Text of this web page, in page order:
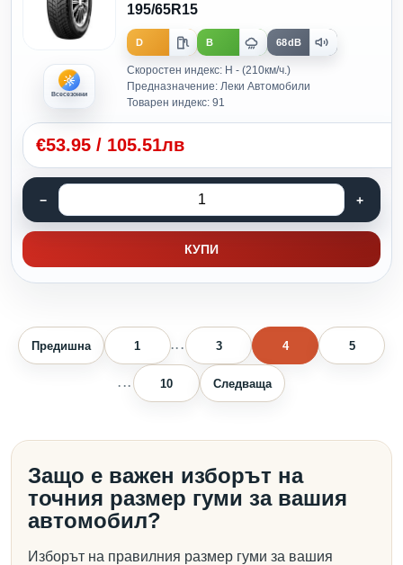
Всесезонни
195/65R15
D B 68dB
Скоростен индекс: H - (210км/ч.)
Предназначение: Леки Автомобили
Товарен индекс: 91
€53.95 / 105.51лв
КУПИ
Предишна 1 ... 3 4 5
... 10 Следваща
Защо е важен изборът на
точния размер гуми за вашия
автомобил?
Изборът на правилния размер гуми за вашия